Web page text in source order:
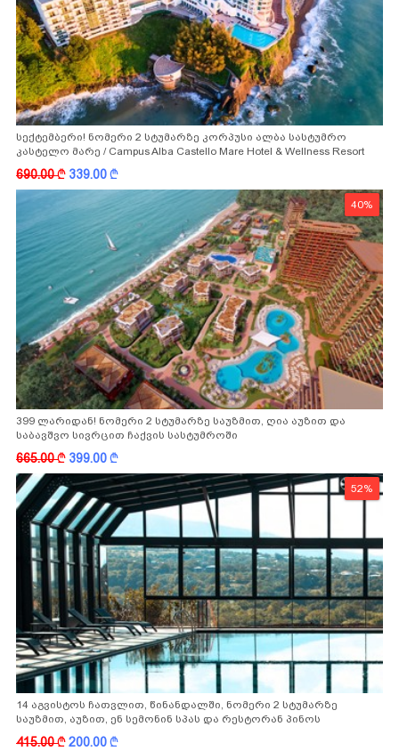
სექტემბერი! ნომერი 2 სტუმარზე კორპუსი ალბა სასტუმრო
კასტელო მარე / Campus Alba Castello Mare Hotel & Wellness Resort
-სგან!
690.00k 339.00k
40%
399 ლარიდან! ნომერი 2 სტუმარზე საუზმით, ღია აუზით და
საბავშვო სივრცით ჩაქვის სასტუმროში
665.00k 399.00k
52%
14 აგვისტოს ჩათვლით, წინანდალში, ნომერი 2 სტუმარზე
საუზმით, აუზით, ენ სემონინ სპას და რესტორან პინოს
ფასდაკლებით
415.00k200.00k